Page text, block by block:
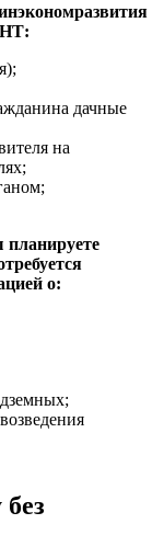
дачные
на
планируете
о: